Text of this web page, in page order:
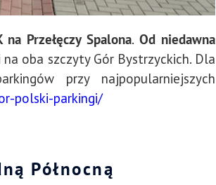
Przełęczy Spalona.Od niedawna
oba szczyty Gór Bystrzyckich. Dla
przy najpopularniejszych
polski-parkingi/
Północną